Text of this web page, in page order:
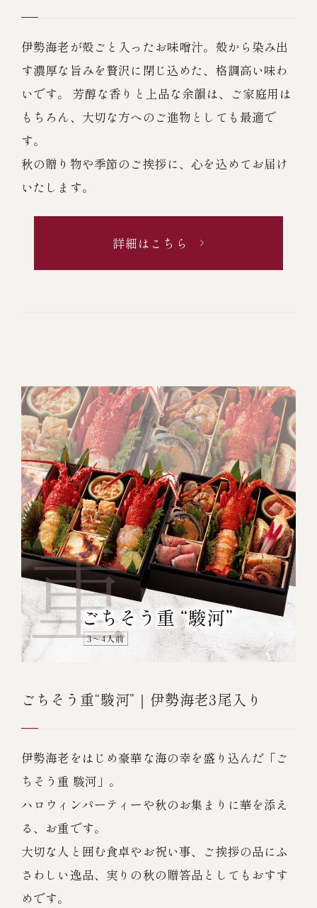
￥10,000～￥14,999
￥15,000～￥19,999
￥20,000～
その他
冷凍商品一覧
伊勢海老料理一覧
季節限定商品
ご利用ガイド
伊勢海老が殻ごと入ったお味噌汁。殻から染み出
す濃厚な旨みを贅沢に閉じ込めた、格調高い味わ
いです。 芳醇な香りと上品な余韻は、ご家庭用は
もちろん、大切な方へのご進物としても最適で
す。
秋の贈り物や季節のご挨拶に、心を込めてお届け
いたします。
詳細はこちら
ごちそう重“駿河”｜伊勢海老3尾入り
伊勢海老をはじめ豪華な海の幸を盛り込んだ「ご
ちそう重 駿河」。
ハロウィンパーティーや秋のお集まりに華を添え
る、お重です。
大切な人と囲む食卓やお祝い事、ご挨拶の品にふ
さわしい逸品、実りの秋の贈答品としてもおすす
めです。